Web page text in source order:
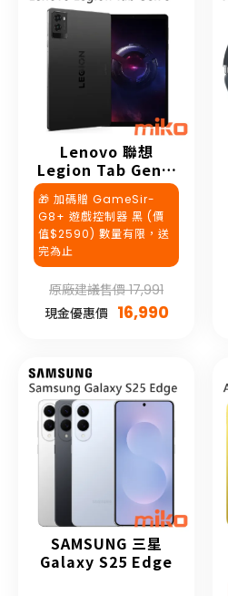
Lenovo 聯想
Legion Tab Gen 3
TB321FU
🎁 加碼贈 GameSir-
G8+ 遊戲控制器 黑 (價
值$2590) 數量有限，送
完為止
原廠建議售價 17,991
現金優惠價 16,990
SAMSUNG 三星
Galaxy S25 Edge